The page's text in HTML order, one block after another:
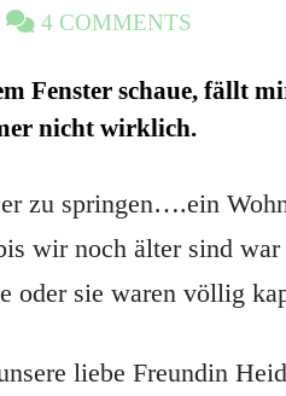
4 COMMENTS
Fenster schaue, fällt
nicht wirklich.
zu springen….ein
wir noch älter sind
oder sie waren völlig
liebe Freundin